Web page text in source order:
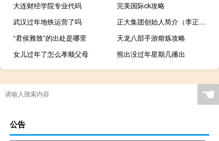
大连财经学院专业代码
完美国际ck攻略
武汉过年地铁运营了吗
正大集团创始人简介（李正大-利是投资集团有限公司中国区总裁介绍）
“君侯雅致”的出处是哪里
天龙八部手游熔炼攻略
女儿过年了怎么孝顺父母
熊出没过年星期几播出
☚
公告